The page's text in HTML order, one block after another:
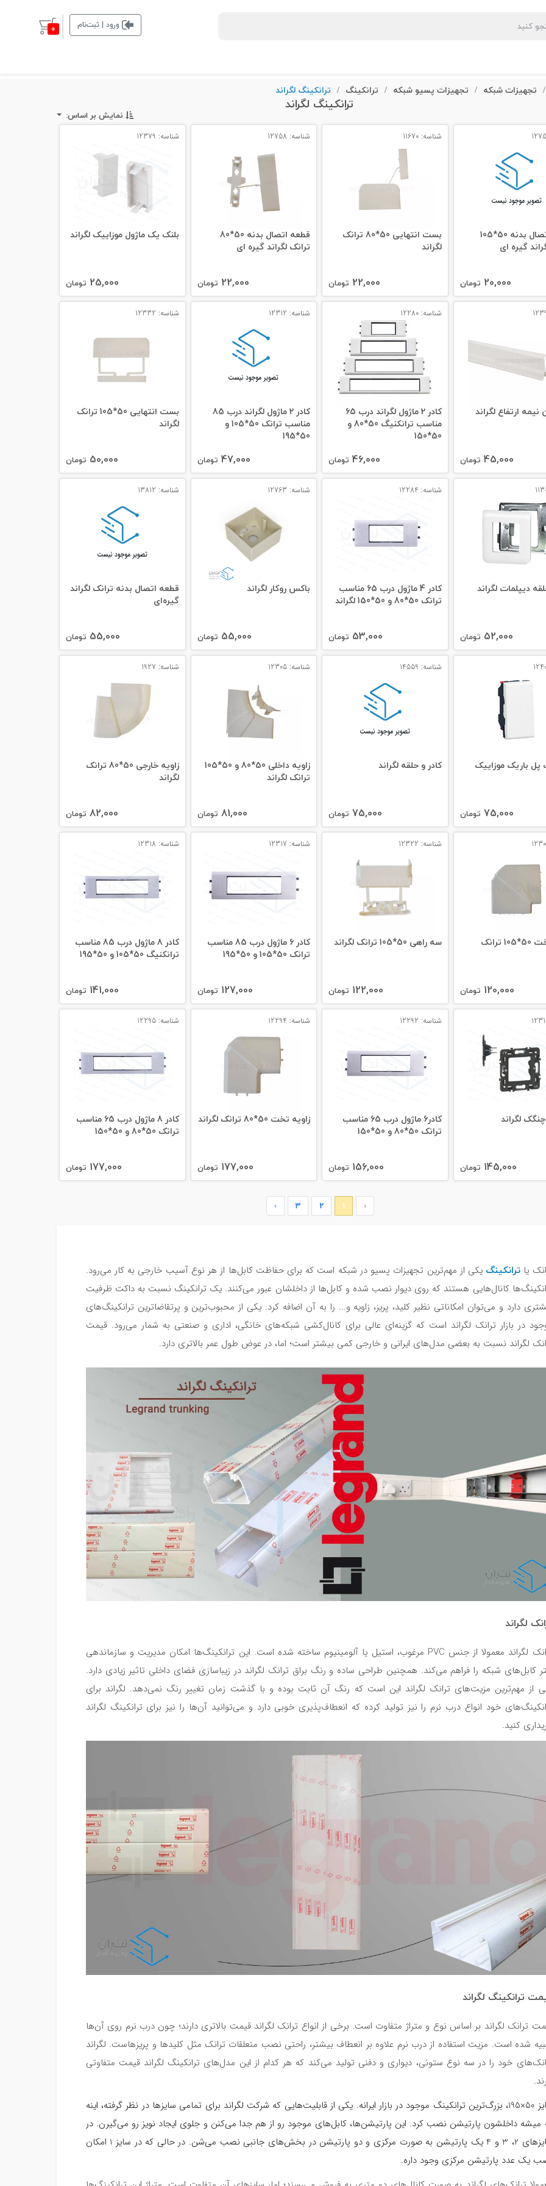
ورود | ثبت‌نام 0
/ تجهیزات شبکه / تجهیزات پسیو شبکه / ترانکینگ / ترانکینگ لگراند
ترانکینگ لگراند
نمایش بر اساس:
قطعه اتصال بدنه 50*105
گیره ای
20,000 تومان
شناسه: 11670
بست انتهایی 50*80 ترانک
لگراند
22,000 تومان
شناسه: 12758
قطعه اتصال بدنه 50*80
ترانک لگراند گیره ای
22,000 تومان
شناسه: 12379
بلنک یک ماژول موزاییک لگراند
25,000 تومان
ارتفاع لگراند
45,000 تومان
شناسه: 12280
کادر 2 ماژول لگراند درب 65
مناسب ترانکنیگ 50*80 و
50*150
46,000 تومان
شناسه: 12312
کادر 2 ماژول لگراند درب 85
مناسب ترانک 50*105 و
50*195
47,000 تومان
شناسه: 12332
بست انتهایی 50*105 ترانک
لگراند
50,000 تومان
دیپلمات لگراند
52,000 تومان
شناسه: 12284
کادر 4 ماژول درب 65 مناسب
ترانک 50*80 و 50*150 لگراند
53,000 تومان
شناسه: 12763
باکس روکار لگراند
55,000 تومان
شناسه: 13812
قطعه اتصال بدنه ترانک لگراند
گیره‌ای
55,000 تومان
پل باریک موزاییک
75,000 تومان
شناسه: 14559
کادر و حلقه لگراند
75,000 تومان
شناسه: 12305
زاویه داخلی 50*80 و 50*105
ترانک لگراند
81,000 تومان
شناسه: 1927
زاویه خارجی 50*80 ترانک
لگراند
82,000 تومان
زاویه تخت 50*105 ترانک
120,000 تومان
شناسه: 12322
سه راهی 50*105 ترانک لگراند
122,000 تومان
شناسه: 12317
کادر 6 ماژول درب 85 مناسب
ترانک 50*105 و 50*195
127,000 تومان
شناسه: 12318
کادر 8 ماژول درب 85 مناسب
ترانکنیگ 50*105 و 50*195
141,000 تومان
لگراند
145,000 تومان
شناسه: 12292
کادر6 ماژول درب 65 مناسب
ترانک 50*80 و 50*150
156,000 تومان
شناسه: 12294
زاویه تخت 50*80 ترانک لگراند
177,000 تومان
شناسه: 12295
کادر 8 ماژول درب 65 مناسب
ترانک 50*80 و 50*150
177,000 تومان
‹
1
2
3
›
یا ترانکینگ یکی از مهم‌ترین تجهیزات پسیو در شبکه است که برای حفاظت کابل‌ها از هر نوع آسیب خارجی به کار می‌رود.
کانال‌هایی هستند که روی دیوار نصب شده و کابل‌ها از داخلشان عبور می‌کنند. یک ترانکینگ نسبت به داکت ظرفیت
دارد و می‌توان امکاناتی نظیر کلید، پریز، زاویه و... را به آن اضافه کرد. یکی از محبوب‌ترین و پرتقاضاترین ترانکینگ‌های
در بازار ترانک لگراند است که گزینه‌ای عالی برای کانال‌کشی شبکه‌های خانگی، اداری و صنعتی به شمار می‌رود. قیمت
لگراند نسبت به بعضی مدل‌های ایرانی و خارجی کمی بیشتر است؛ اما، در عوض طول عمر بالاتری دارد.
لگراند
ترانک لگراند معمولا از جنس PVC مرغوب، استیل یا آلومینیوم ساخته شده است. این ترانکینگ‌ها امکان مدیریت و سازماندهی
کابل‌های شبکه را فراهم می‌کند. همچنین طراحی ساده و رنگ براق ترانک لگراند در زیباسازی فضای داخلی تاثیر زیادی دارد.
از مهم‌ترین مزیت‌های ترانک لگراند این است که رنگ آن ثابت بوده و با گذشت زمان تغییر رنگ نمی‌دهد. لگراند برای
خود انواع درب نرم را نیز تولید کرده که انعطاف‌پذیری خوبی دارد و می‌توانید آن‌ها را نیز برای ترانکینگ لگراند
کنید.
ترانکینگ لگراند
ترانک لگراند بر اساس نوع و متراژ متفاوت است. برخی از انواع ترانک لگراند قیمت بالاتری دارند؛ چون درب نرم روی آن‌ها
شده است. مزیت استفاده از درب نرم علاوه بر انعطاف بیشتر، راحتی نصب متعلقات ترانک مثل کلیدها و پریزهاست. لگراند
خود را در سه نوع ستونی، دیواری و دفنی تولید می‌کند که هر کدام از این مدل‌های ترانکینگ لگراند قیمت متفاوتی
سایز 50×195، بزرگ‌ترین ترانکینگ موجود در بازار ایرانه. یکی از قابلیت‌هایی که شرکت لگراند برای تمامی سایزها در نظر گرفته، اینه
میشه داخلشون پارتیشن نصب کرد. این پارتیشن‌ها، کابل‌های موجود رو از هم جدا می‌کنن و جلوی ایجاد نویز رو می‌گیرن. در
سایزهای 2، 3 و 4 یک پارتیشن به صورت مرکزی و دو پارتیشن در بخش‌های جانبی نصب می‌شن. در حالی که در سایز 1 امکان
یک عدد پارتیشن مرکزی وجود داره.